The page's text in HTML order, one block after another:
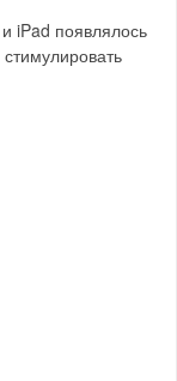
iPad появлялось